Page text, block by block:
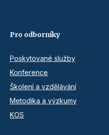
Pro odborníky
Poskytované služby
Konference
Školení a vzdělávání
Metodika a výzkumy
KOS